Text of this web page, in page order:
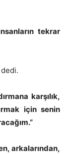
tekrar
dedi.
karşılık,
için senin
arkalarından,